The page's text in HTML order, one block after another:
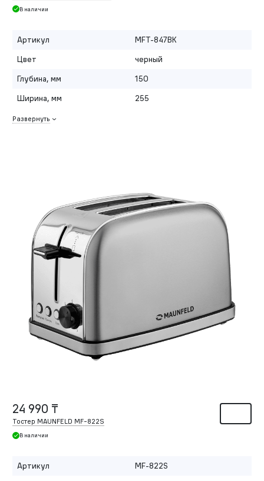
В наличии
Артикул
MFT-847BK
Цвет
черный
Глубина, мм
150
Ширина, мм
255
Развернуть
24 990 ₸
Тостер MAUNFELD MF-822S
В наличии
Артикул
MF-822S